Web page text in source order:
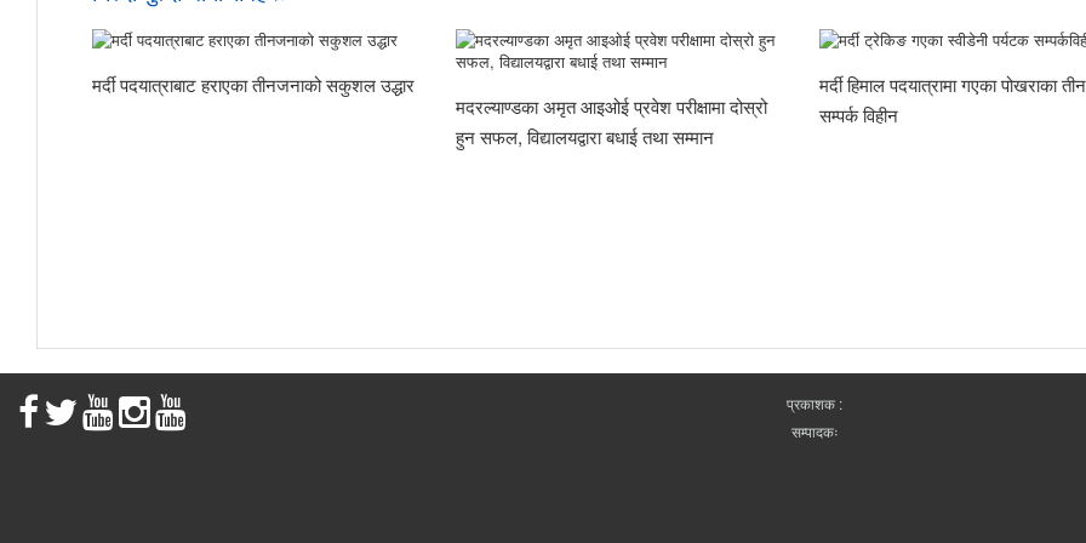
मर्दी पदयात्राबाट हराएका तीनजनाको सकुशल उद्धार
मदरल्याण्डका अमृत आइओई प्रवेश परीक्षामा दोस्रो
हुन सफल, विद्यालयद्वारा बधाई तथा सम्मान
मर्दी हिमाल पदयात्रामा गएका पोखराका
सम्पर्क विहीन
प्रकाशक :
सम्पादकः